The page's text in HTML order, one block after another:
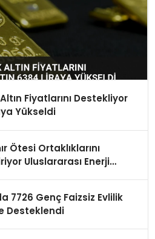
Fiyatlarını Destekliyor
Yükseldi
Ötesi Ortaklıklarını
Uluslararası Enerji
7726 Genç Faizsiz Evlilik
Desteklendi